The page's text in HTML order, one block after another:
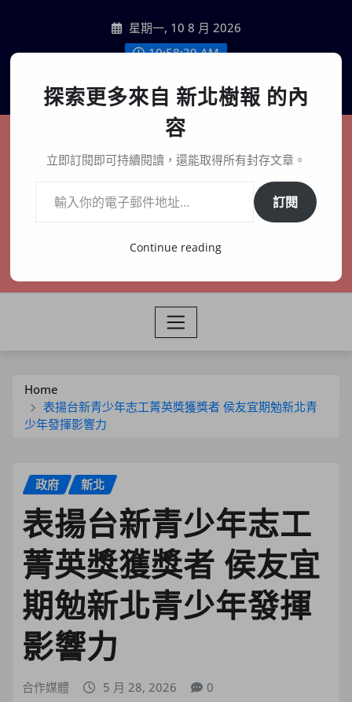
content
星期一, 10 8 月 2026
10:58:40 AM
聯絡我們
新北樹報
在地、記憶、連結、創生
Home
表揚台新青少年志工菁英獎獲獎者 侯友宜期勉新北青
少年發揮影響力
政府 新北
表揚台新青少年志工
菁英獎獲獎者 侯友宜
期勉新北青少年發揮
影響力
合作媒體 5 月 28, 2026 0
探索更多來自 新北樹報 的內
容
立即訂閱即可持續閱讀，還能取得所有封存文章。
訂閱
Continue reading